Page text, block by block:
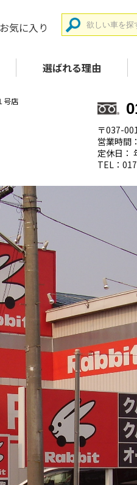
お気に入り
選ばれる理由
号店
〒037-
営業時間
定休日：
TEL：